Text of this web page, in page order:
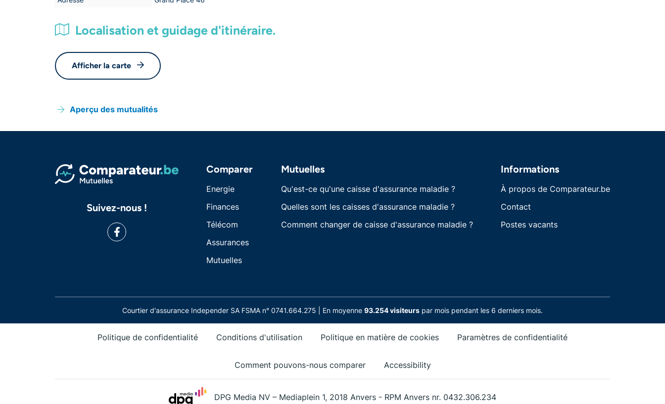
Localisation et guidage d'itinéraire.
Afficher la carte
Aperçu des mutualités
Suivez-nous !
Comparer
Energie
Finances
Télécom
Assurances
Mutuelles
Mutuelles
Qu'est-ce qu'une caisse d'assurance maladie ?
Quelles sont les caisses d'assurance maladie ?
Comment changer de caisse d'assurance maladie ?
Informations
À propos de Comparateur.be
Contact
Postes vacants
Courtier d'assurance Independer SA FSMA n° 0741.664.275 | En moyenne 93.254 visiteurs par mois pendant les 6 derniers mois.
Politique de confidentialité Conditions d'utilisation Politique en matière de cookies Paramètres de confidentialité
Comment pouvons-nous comparer Accessibility
DPG Media NV – Mediaplein 1, 2018 Anvers - RPM Anvers nr. 0432.306.234